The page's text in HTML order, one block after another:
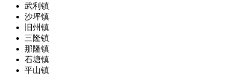
武利镇
沙坪镇
旧州镇
三隆镇
那隆镇
石塘镇
平山镇